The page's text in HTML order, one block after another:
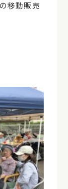
移動販売